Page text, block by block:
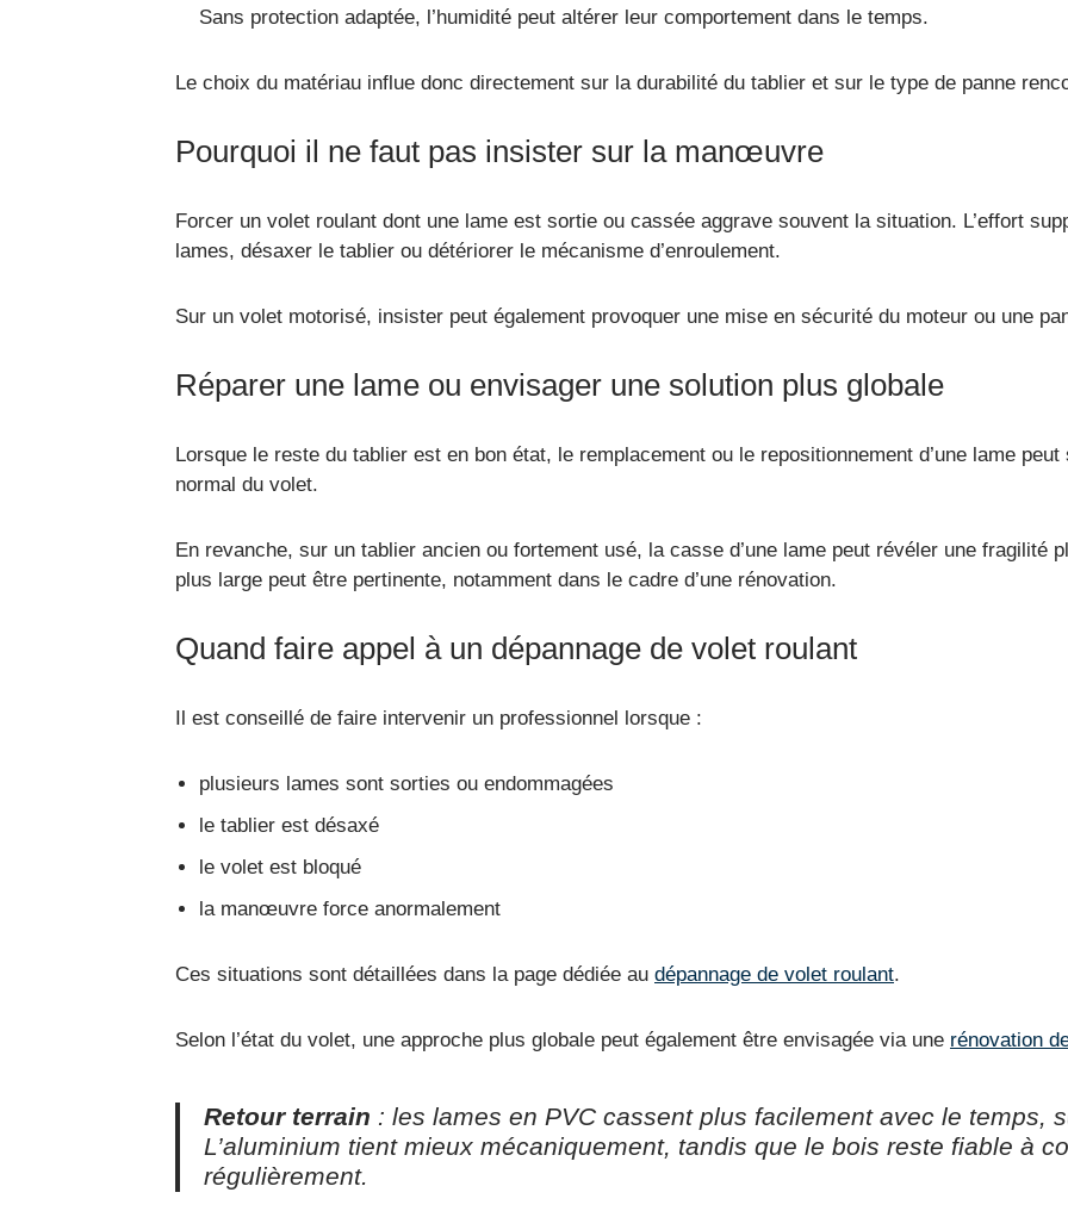
Sans protection adaptée, l’humidité peut altérer leur comportement dans le temps.
Le choix du matériau influe donc directement sur la durabilité du tablier et sur le type de panne
Pourquoi il ne faut pas insister sur la manœuvre
Forcer un volet roulant dont une lame est sortie ou cassée aggrave souvent la situation. L’effort
lames, désaxer le tablier ou détériorer le mécanisme d’enroulement.
Sur un volet motorisé, insister peut également provoquer une mise en sécurité du moteur ou une
Réparer une lame ou envisager une solution plus globale
Lorsque le reste du tablier est en bon état, le remplacement ou le repositionnement d’une lame
normal du volet.
En revanche, sur un tablier ancien ou fortement usé, la casse d’une lame peut révéler une fragilité
plus large peut être pertinente, notamment dans le cadre d’une rénovation.
Quand faire appel à un dépannage de volet roulant
Il est conseillé de faire intervenir un professionnel lorsque :
plusieurs lames sont sorties ou endommagées
le tablier est désaxé
le volet est bloqué
la manœuvre force anormalement
Ces situations sont détaillées dans la page dédiée au dépannage de volet roulant.
Selon l’état du volet, une approche plus globale peut également être envisagée via une rénovation
Retour terrain : les lames en PVC cassent plus facilement avec le temps,
L’aluminium tient mieux mécaniquement, tandis que le bois reste fiable à
régulièrement.